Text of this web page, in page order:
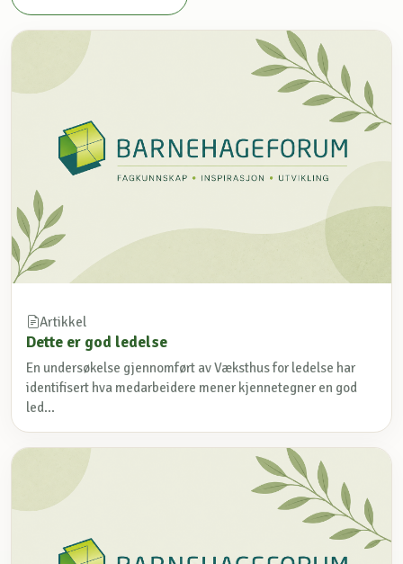
Artikkel
Dette er god ledelse
En undersøkelse gjennomført av Væksthus for ledelse har
identifisert hva medarbeidere mener kjennetegner en god
led...